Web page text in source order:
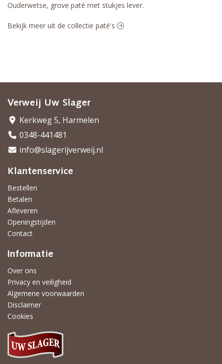
Ouderwetse, grove paté met stukjes lever.
Bekijk meer uit de collectie paté's
Verweij Uw Slager
Kerkweg 5, Harmelen
0348-441481
info@slagerijverweij.nl
Klantenservice
Bestellen
Betalen
Afleveren
Openingstijden
Contact
Informatie
Over ons
Privacy en veiligheid
Algemene voorwaarden
Disclaimer
Cookies